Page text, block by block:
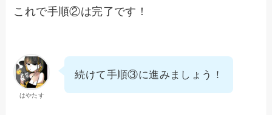
これで手順②は完了です！
はやたす
続けて手順③に進みましょう！